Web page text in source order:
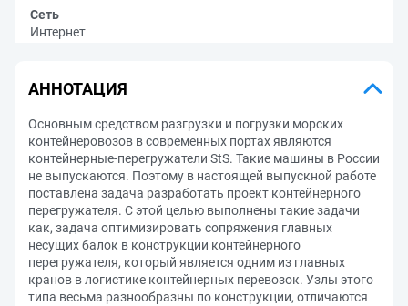
Сеть
Интернет
АННОТАЦИЯ
Основным средством разгрузки и погрузки морских
контейнеровозов в современных портах являются
контейнерные-перегружатели StS. Такие машины в России
не выпускаются. Поэтому в настоящей выпускной работе
поставлена задача разработать проект контейнерного
перегружателя. С этой целью выполнены такие задачи
как, задача оптимизировать сопряжения главных
несущих балок в конструкции контейнерного
перегружателя, который является одним из главных
кранов в логистике контейнерных перевозок. Узлы этого
типа весьма разнообразны по конструкции, отличаются